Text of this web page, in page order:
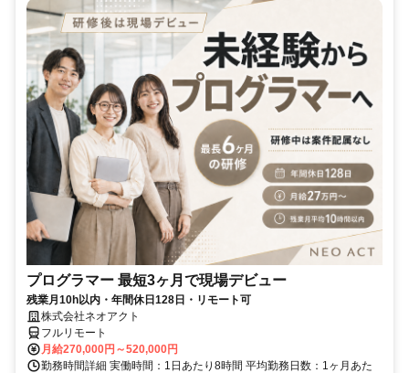
プログラマー 最短3ヶ月で現場デビュー
残業月10h以内・年間休日128日・リモート可
株式会社ネオアクト
フルリモート
月給270,000円～520,000円
勤務時間詳細 実働時間：1日あたり8時間 平均勤務日数：1ヶ月あた